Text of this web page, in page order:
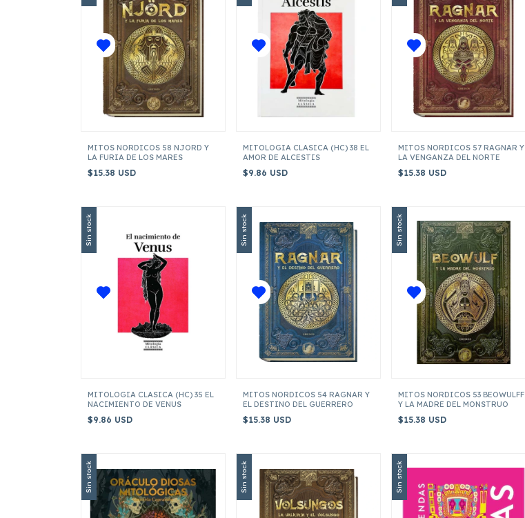
MITOS NORDICOS 58 NJORD Y
LA FURIA DE LOS MARES
$15.38 USD
MITOLOGIA CLASICA (HC) 38 EL
AMOR DE ALCESTIS
$9.86 USD
MITOS NORDICOS 57 RAGNAR Y
LA VENGANZA DEL NORTE
$15.38 USD
Sin stock
MITOLOGIA CLASICA (HC) 35 EL
NACIMIENTO DE VENUS
$9.86 USD
Sin stock
MITOS NORDICOS 54 RAGNAR Y
EL DESTINO DEL GUERRERO
$15.38 USD
Sin stock
MITOS NORDICOS 53 BEOWULFF
Y LA MADRE DEL MONSTRUO
$15.38 USD
Sin stock Sin stock Sin stock